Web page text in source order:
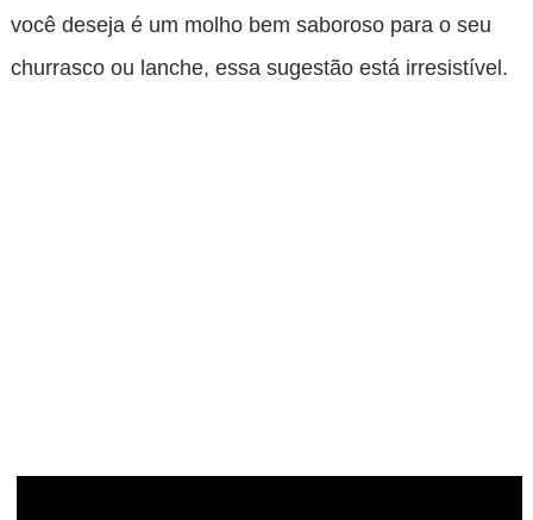
você deseja é um molho bem saboroso para o seu
churrasco ou lanche, essa sugestão está irresistível.